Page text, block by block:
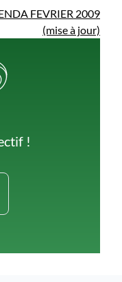
FEVRIER 2009
(mise à jour)
!